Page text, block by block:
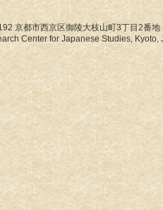
京都市西京区御陵大枝山町3丁目2番地
Center for Japanese Studies, Kyoto,